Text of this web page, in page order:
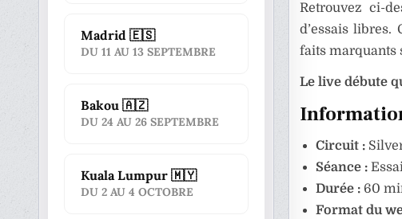
Retrouvez ci-
d’essais libres.
faits marquants
Le live débute
Circuit :
Séance :
Durée :60
Format du
Madrid 🇪🇸
DU 11 AU 13 SEPTEMBRE
Bakou 🇦🇿
DU 24 AU 26 SEPTEMBRE
Kuala Lumpur 🇲🇾
DU 2 AU 4 OCTOBRE